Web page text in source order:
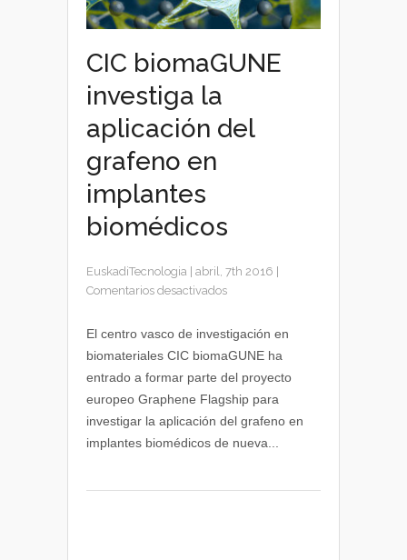
CIC biomaGUNE
investiga la
aplicación del
grafeno en
implantes
biomédicos
EuskadiTecnologia abril, 7th 2016
Comentarios desactivadosen
biomaGUNE
aplicación
del
grafeno
en
El centro vasco de investigación en
biomateriales CIC biomaGUNE ha
entrado a formar parte del proyecto
europeo Graphene Flagship para
investigar la aplicación del grafeno en
implantes biomédicos de nueva...